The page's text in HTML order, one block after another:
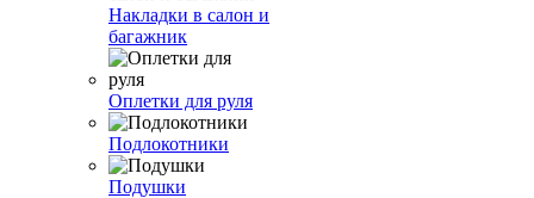
Накладки в салон и
багажник
Оплетки для руля
Подлокотники
Подушки